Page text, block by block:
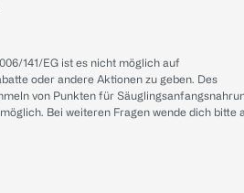
141/EG ist es nicht möglich auf
oder andere Aktionen zu geben. Des
von Punkten für
Bei weiteren Fragen wende dich bitte